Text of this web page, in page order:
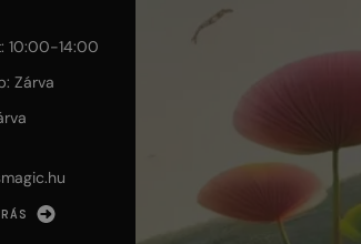
10:00-14:00
Zárva